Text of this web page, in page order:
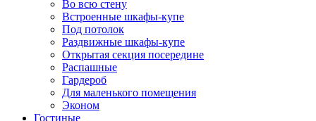
Во всю стену
Встроенные шкафы-купе
Под потолок
Раздвижные шкафы-купе
Открытая секция посередине
Распашные
Гардероб
Для маленького помещения
Эконом
Гостиные